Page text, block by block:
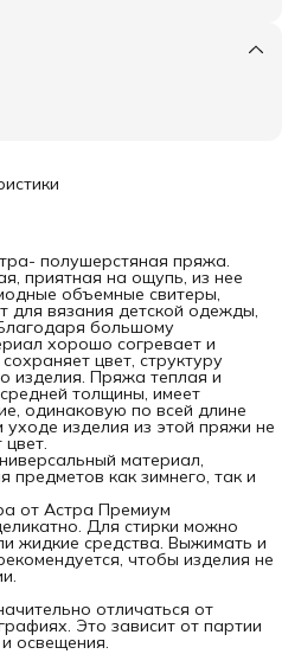
полушерстяная пряжа.
приятная на ощупь, из нее
объемные свитеры,
вязания детской одежды,
большому
хорошо согревает и
цвет, структуру
изделия. Пряжа теплая и
толщины, имеет
одинаковую по всей длине
изделия из этой пряжи не
материал,
предметов как зимнего, так и
от Астра Премиум
Для стирки можно
жидкие средства. Выжимать и
чтобы изделия не
отличаться от
Это зависит от партии
освещения.